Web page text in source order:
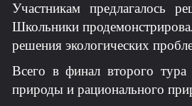
Участникам предлагалось
Школьники
решения экологических
Всего в финал второго
природы и рационального